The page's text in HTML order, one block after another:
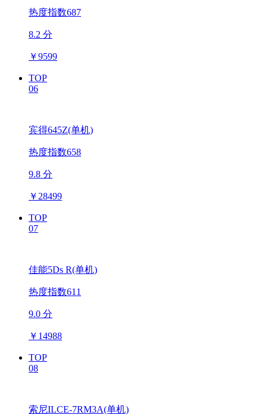
热度指数687
8.2 分
￥9599
TOP
06
宾得645Z(单机)
热度指数658
9.8 分
￥ 28499
TOP
07
佳能5Ds R(单机)
热度指数611
9.0 分
￥ 14988
TOP
08
索尼ILCE-7RM3A(单机)